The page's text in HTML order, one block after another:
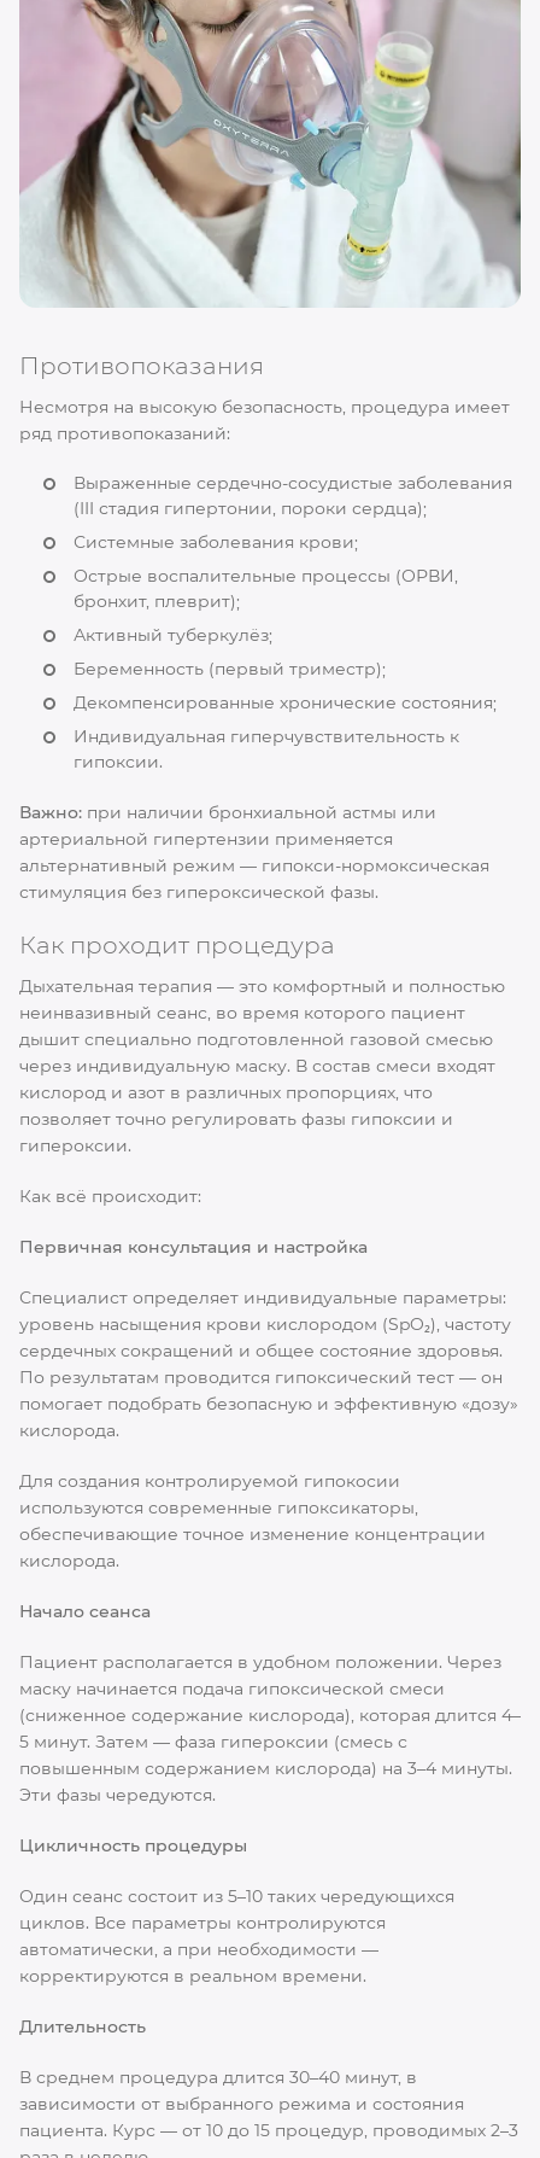
Противопоказания
Несмотря на высокую безопасность, процедура имеет
ряд противопоказаний:
Выраженные сердечно-сосудистые заболевания
(III стадия гипертонии, пороки сердца);
Системные заболевания крови;
Острые воспалительные процессы (ОРВИ,
бронхит, плеврит);
Активный туберкулёз;
Беременность (первый триместр);
Декомпенсированные хронические состояния;
Индивидуальная гиперчувствительность к
гипоксии.
Важно: при наличии бронхиальной астмы или
артериальной гипертензии применяется
альтернативный режим — гипокси-нормоксическая
стимуляция без гипероксической фазы.
Как проходит процедура
Дыхательная терапия — это комфортный и полностью
неинвазивный сеанс, во время которого пациент
дышит специально подготовленной газовой смесью
через индивидуальную маску. В состав смеси входят
кислород и азот в различных пропорциях, что
позволяет точно регулировать фазы гипоксии и
гипероксии.
Как всё происходит:
Первичная консультация и настройка
Специалист определяет индивидуальные параметры:
уровень насыщения крови кислородом (SpO₂), частоту
сердечных сокращений и общее состояние здоровья.
По результатам проводится гипоксический тест — он
помогает подобрать безопасную и эффективную «дозу»
кислорода.
Для создания контролируемой гипокосии
используются современные гипоксикаторы,
обеспечивающие точное изменение концентрации
кислорода.
Начало сеанса
Пациент располагается в удобном положении. Через
маску начинается подача гипоксической смеси
(сниженное содержание кислорода), которая длится 4–
5 минут. Затем — фаза гипероксии (смесь с
повышенным содержанием кислорода) на 3–4 минуты.
Эти фазы чередуются.
Цикличность процедуры
Один сеанс состоит из 5–10 таких чередующихся
циклов. Все параметры контролируются
автоматически, а при необходимости —
корректируются в реальном времени.
Длительность
В среднем процедура длится 30–40 минут, в
зависимости от выбранного режима и состояния
пациента. Курс — от 10 до 15 процедур, проводимых 2–3